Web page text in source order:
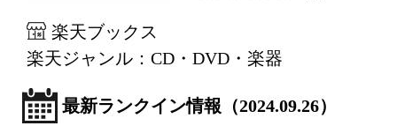
楽天ブックス
楽天ジャンル：CD・DVD・楽器
最新ランクイン情報（2024.09.26）